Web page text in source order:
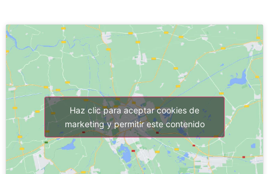
Haz clic para aceptar cookies de
marketing y permitir este contenido